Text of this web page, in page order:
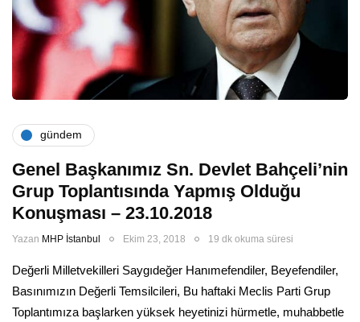
gündem
Genel Başkanımız Sn. Devlet Bahçeli’nin
Grup Toplantısında Yapmış Olduğu
Konuşması – 23.10.2018
Yazan MHP İstanbul Ekim 23, 2018 19 dk okuma süresi
Değerli Milletvekilleri Saygıdeğer Hanımefendiler, Beyefendiler,
Basınımızın Değerli Temsilcileri, Bu haftaki Meclis Parti Grup
Toplantımıza başlarken yüksek heyetinizi hürmetle, muhabbetle